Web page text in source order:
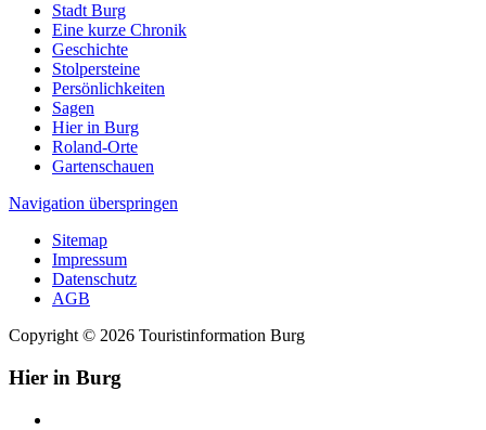
Stadt Burg
Eine kurze Chronik
Geschichte
Stolpersteine
Persönlichkeiten
Sagen
Hier in Burg
Roland-Orte
Gartenschauen
Navigation überspringen
Sitemap
Impressum
Datenschutz
AGB
Copyright © 2026 Touristinformation Burg
Hier in Burg